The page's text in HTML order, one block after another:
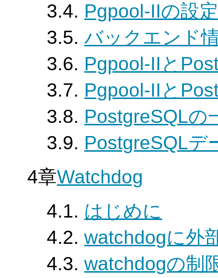
3.4. Pgpool-IIの設
3.5.バックエンド
3.6. Pgpool-IIと
3.7. Pgpool-IIと
3.8. PostgreSQLの
3.9. PostgreSQLデ
4章Watchdog
4.1. はじめに
4.2.watchdogに外
4.3.watchdogの制